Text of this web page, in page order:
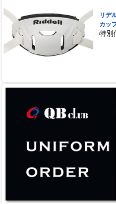
リデ
カッ
特別